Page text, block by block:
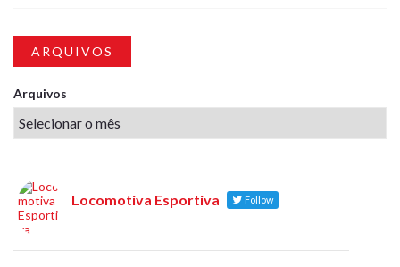
ARQUIVOS
Arquivos
Locomotiva Esportiva Follow